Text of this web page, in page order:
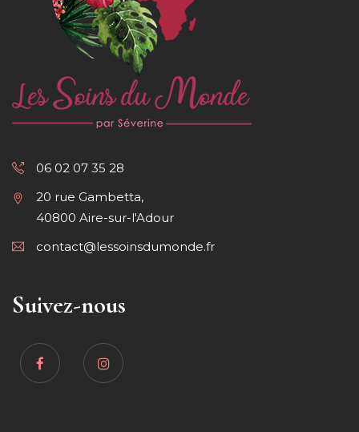
06 02 07 35 28
20 rue Gambetta,
40800 Aire-sur-l'Adour
contact@lessoinsdumonde.fr
Suivez-nous